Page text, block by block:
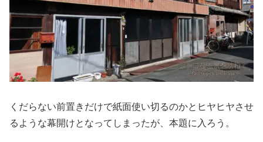
くだらない前置きだけで紙面使い切るのかとヒヤヒヤさせ
るような幕開けとなってしまったが、本題に入ろう。